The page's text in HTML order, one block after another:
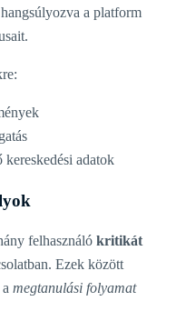
a platform
adatok
felhasználó kritikát
Ezek között
megtanulási folyamat